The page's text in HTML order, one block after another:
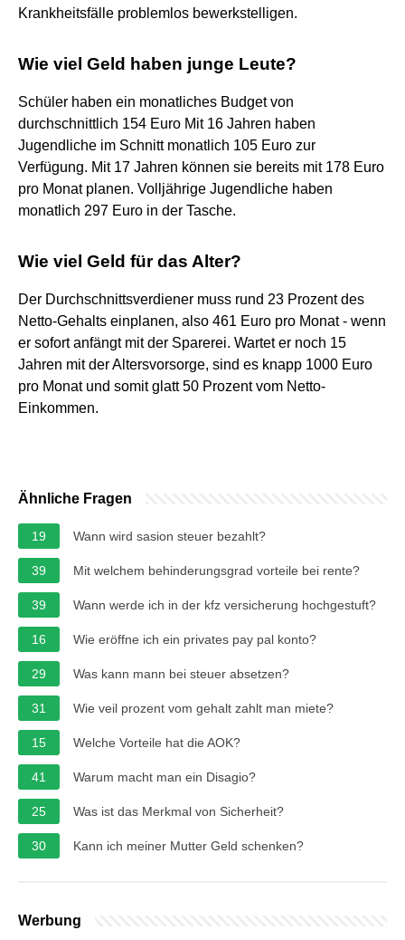
Krankheitsfälle problemlos bewerkstelligen.
Wie viel Geld haben junge Leute?
Schüler haben ein monatliches Budget von
durchschnittlich 154 Euro Mit 16 Jahren haben
Jugendliche im Schnitt monatlich 105 Euro zur
Verfügung. Mit 17 Jahren können sie bereits mit 178 Euro
pro Monat planen. Volljährige Jugendliche haben
monatlich 297 Euro in der Tasche.
Wie viel Geld für das Alter?
Der Durchschnittsverdiener muss rund 23 Prozent des
Netto-Gehalts einplanen, also 461 Euro pro Monat - wenn
er sofort anfängt mit der Sparerei. Wartet er noch 15
Jahren mit der Altersvorsorge, sind es knapp 1000 Euro
pro Monat und somit glatt 50 Prozent vom Netto-
Einkommen.
Ähnliche Fragen
19 Wann wird sasion steuer bezahlt?
39 Mit welchem behinderungsgrad vorteile bei rente?
39 Wann werde ich in der kfz versicherung hochgestuft?
16 Wie eröffne ich ein privates pay pal konto?
29 Was kann mann bei steuer absetzen?
31 Wie veil prozent vom gehalt zahlt man miete?
15 Welche Vorteile hat die AOK?
41 Warum macht man ein Disagio?
25 Was ist das Merkmal von Sicherheit?
30 Kann ich meiner Mutter Geld schenken?
Werbung